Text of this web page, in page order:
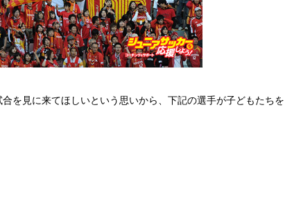
を見に来てほしいという思いから、下記の選手が子どもたちを